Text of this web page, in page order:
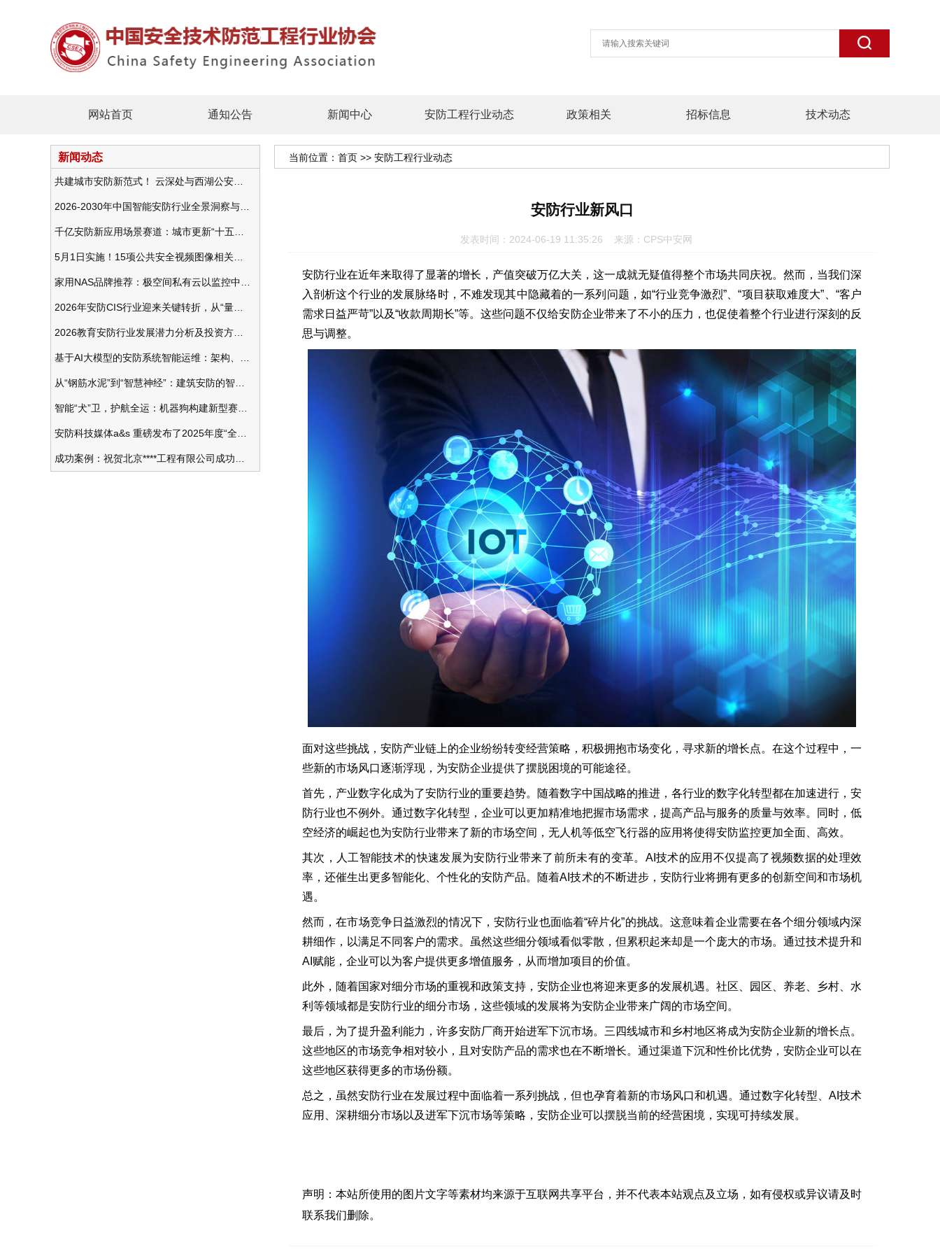
网站首页 通知公告 新闻中心 安防工程行业动态 政策相关 招标信息 技术动态
新闻动态 当前位置： 首页 >> 安防工程行业动态
安防行业新风口
发表时间：2024-06-19 11:35:26 来源：CPS中安网
安防行业在近年来取得了显著的增长，产值突破万亿大关，这一成就无疑值得整个市场共同庆祝。然而，当我们深
入剖析这个行业的发展脉络时，不难发现其中隐藏着的一系列问题，如“行业竞争激烈”、“项目获取难度大”、“客户
需求日益严苛”以及“收款周期长”等。这些问题不仅给安防企业带来了不小的压力，也促使着整个行业进行深刻的反
思与调整。
面对这些挑战，安防产业链上的企业纷纷转变经营策略，积极拥抱市场变化，寻求新的增长点。在这个过程中，一
些新的市场风口逐渐浮现，为安防企业提供了摆脱困境的可能途径。
首先，产业数字化成为了安防行业的重要趋势。随着数字中国战略的推进，各行业的数字化转型都在加速进行，安
防行业也不例外。通过数字化转型，企业可以更加精准地把握市场需求，提高产品与服务的质量与效率。同时，低
空经济的崛起也为安防行业带来了新的市场空间，无人机等低空飞行器的应用将使得安防监控更加全面、高效。
其次，人工智能技术的快速发展为安防行业带来了前所未有的变革。AI技术的应用不仅提高了视频数据的处理效
率，还催生出更多智能化、个性化的安防产品。随着AI技术的不断进步，安防行业将拥有更多的创新空间和市场机
遇。
然而，在市场竞争日益激烈的情况下，安防行业也面临着“碎片化”的挑战。这意味着企业需要在各个细分领域内深
耕细作，以满足不同客户的需求。虽然这些细分领域看似零散，但累积起来却是一个庞大的市场。通过技术提升和
AI赋能，企业可以为客户提供更多增值服务，从而增加项目的价值。
此外，随着国家对细分市场的重视和政策支持，安防企业也将迎来更多的发展机遇。社区、园区、养老、乡村、水
利等领域都是安防行业的细分市场，这些领域的发展将为安防企业带来广阔的市场空间。
最后，为了提升盈利能力，许多安防厂商开始进军下沉市场。三四线城市和乡村地区将成为安防企业新的增长点。
这些地区的市场竞争相对较小，且对安防产品的需求也在不断增长。通过渠道下沉和性价比优势，安防企业可以在
这些地区获得更多的市场份额。
总之，虽然安防行业在发展过程中面临着一系列挑战，但也孕育着新的市场风口和机遇。通过数字化转型、AI技术
应用、深耕细分市场以及进军下沉市场等策略，安防企业可以摆脱当前的经营困境，实现可持续发展。
声明：本站所使用的图片文字等素材均来源于互联网共享平台，并不代表本站观点及立场，如有侵权或异议请及时
联系我们删除。